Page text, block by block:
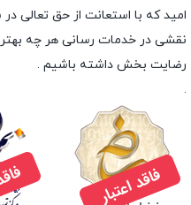
امید که با استعانت از حق تعالی
نقشی در خدمات رسانی هر چه بهتر
رضایت بخش داشته باشیم .
.